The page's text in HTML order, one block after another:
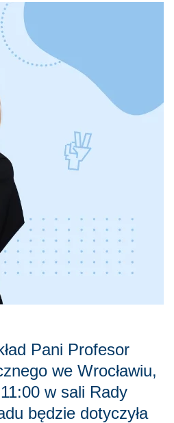
Pani Profesor
we Wrocławiu,
w sali Rady
będzie dotyczyła